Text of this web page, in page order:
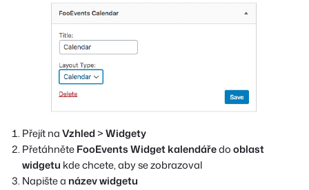
Přejít naVzhled>Widgety
PřetáhněteFooEvents Widget kalendáředooblast
widgetu kde chcete, aby se zobrazoval
Napište a název widgetu